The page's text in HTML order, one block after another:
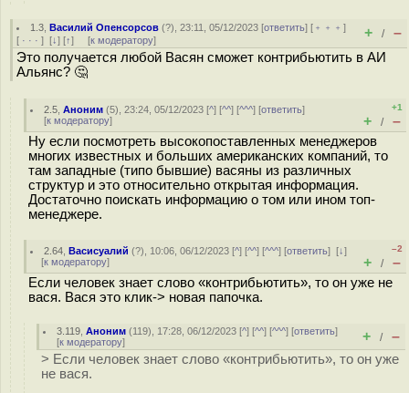
1.3 ,Василий Опенсорсов (?), 23:11, 05/12/2023 [ответить] [ ﹢﹢﹢]
[ · · · ] [↓] [↑] [к модератору] + / –
Это получается любой Васян сможет контрибьютить в АИ
Альянс? 🤔
2.5 ,Аноним (5), 23:24, 05/12/2023 [^] [^^] [^^^] [ответить]
[к модератору]
+1
+ / –
Ну если посмотреть высокопоставленных менеджеров
многих известных и больших американских компаний, то
там западные (типо бывшие) васяны из различных
структур и это относительно открытая информация.
Достаточно поискать информацию о том или ином топ-
менеджере.
2.64 ,Васисуалий (?), 10:06, 06/12/2023 [^] [^^] [^^^] [ответить][↓]
[к модератору]
–2
+ / –
Если человек знает слово «контрибьютить», то он уже не
вася. Вася это клик-> новая папочка.
3.119 ,Аноним (119), 17:28, 06/12/2023 [^] [^^] [^^^] [ответить]
[к модератору] + / –
> Если человек знает слово «контрибьютить», то он уже
не вася.